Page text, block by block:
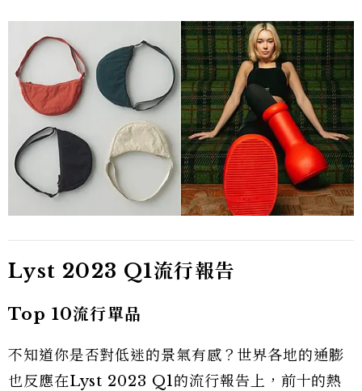
Lyst 2023 Q1流行報告
Top 10流行單品
不知道你是否對低迷的景氣有感？世界各地的通膨
也反應在Lyst 2023 Q1的流行報告上，前十的熱